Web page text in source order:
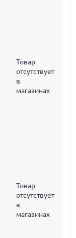
Товар
отсутствует
в
магазинах
Товар
отсутствует
в
магазинах